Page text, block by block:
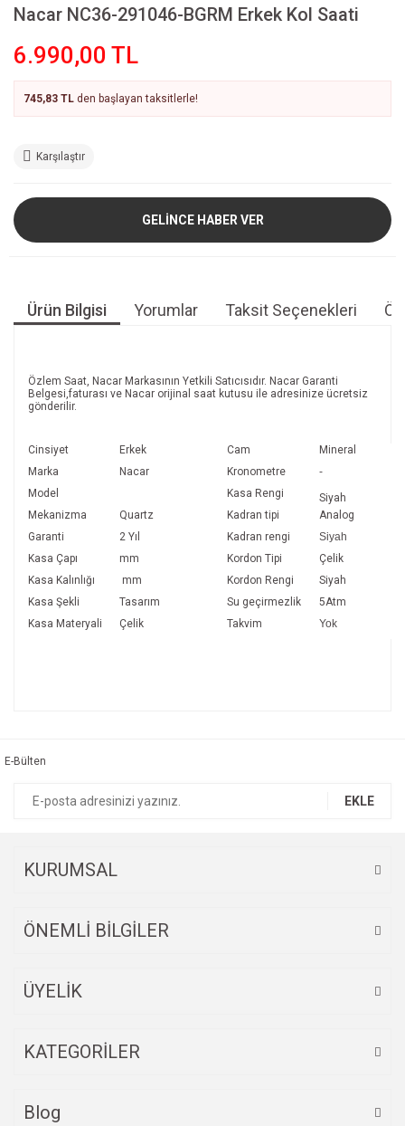
Nacar NC36-291046-BGRM Erkek Kol Saati
6.990,00 TL
745,83 TL den başlayan taksitlerle!
Karşılaştır
GELİNCE HABER VER
Ürün Bilgisi Yorumlar Taksit Seçenekleri
Özlem Saat, Nacar Markasının Yetkili Satıcısıdır. Nacar Garanti
Belgesi,faturası ve Nacar orijinal saat kutusu ile adresinize ücretsiz
gönderilir.
Cinsiyet Erkek Cam
Mineral
Marka
Nacar Kronometre
-
Model
Kasa Rengi
Siyah
Mekanizma
Quartz Kadran tipi
Garanti
2 Yıl Kadran rengi
Siyah
Kasa Çapı
mm Kordon Tipi
Çelik
Kasa Kalınlığı
mm Kordon Rengi
Siyah
Kasa Şekli
Tasarım Su geçirmezlik
5Atm
Kasa Materyali
Çelik Takvim Yok
Ürün fiyatı diğer sitelerden daha pahalı.
E-Bülten
EKLE
KURUMSAL
ÖNEMLİ BİLGİLER
ÜYELİK
KATEGORİLER
Blog